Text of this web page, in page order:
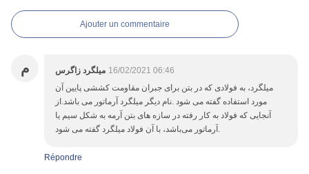
Ajouter un commentaire
م میلگرد زاگرس 16/02/2021 06:46
میلگرد، به فولادی که در بتن برای جبران مقاومت کششی پایین آن
مورد استفاده گفته می شود .نام دیگر میلگرد آرماتور می باشد.از
آنجایی که فولاد به کار رفته در سازه های بتن آرمه به شکل سیم یا
آرماتور می‌باشد، با آن فولاد میلگرد گفته می شود.
Répondre